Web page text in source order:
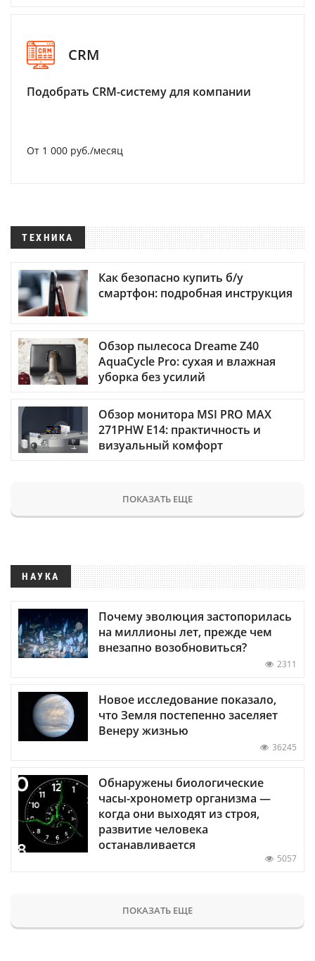
CRM
Подобрать CRM-систему для компании
От 1 000 руб./месяц
ТЕХНИКА
Как безопасно купить б/у
смартфон: подробная инструкция
Обзор пылесоса Dreame Z40
AquaCycle Pro: сухая и влажная
уборка без усилий
Обзор монитора MSI PRO MAX
271PHW E14: практичность и
визуальный комфорт
ПОКАЗАТЬ ЕЩЕ
НАУКА
Почему эволюция застопорилась
на миллионы лет, прежде чем
внезапно возобновиться?
2311
Новое исследование показало,
что Земля постепенно заселяет
Венеру жизнью
36245
Обнаружены биологические
часы-хронометр организма —
когда они выходят из строя,
развитие человека
останавливается
5057
ПОКАЗАТЬ ЕЩЕ